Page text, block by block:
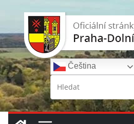
obsah
Čeština‎